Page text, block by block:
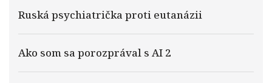
Ruská psychiatrička proti eutanázii
Ako som sa porozprával s AI 2